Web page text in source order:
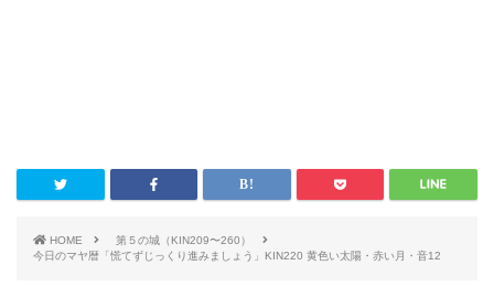
HOME
第５の城（KIN209〜260）
今日のマヤ暦「慌てずじっくり進みましょう」KIN220 黄色い太陽・赤い月・音12